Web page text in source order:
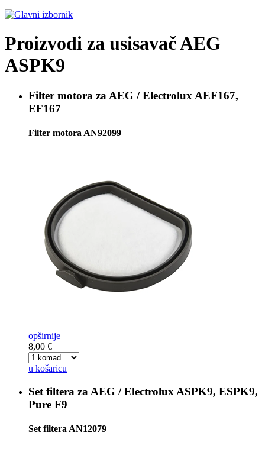
Proizvodi za usisavačAEG
ASPK9
Filter motora za AEG / Electrolux AEF167,
EF167
Filter motora AN92099
opširnije
8,00 €
u košaricu
Set filtera za AEG / Electrolux ASPK9, ESPK9,
Pure F9
Set filtera AN12079